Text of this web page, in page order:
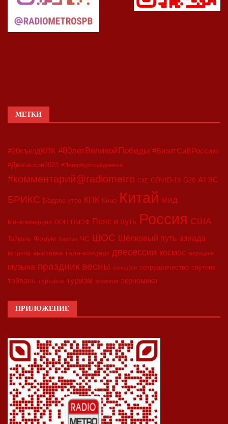
МЕТКИ
#20съездКПК #80летВеликойПобеды #ВизитСиВРоссию
#Двесессии2023 #Петербургскийдневник
#комментарий@radiometro CIIE COVID-19 G20 АТЭС
БРИКС Бодрое утро КПК Кино Китай МИД
Минкоммерции ООН ПМЭФ Пояс и путь Россия США
Тайвань Форум Харбин ЧС ШОС Шёлковый путь азиада
встреча выставка гала-концерт двесессии космос медицина
музыка праздник весны синьцзян сотрудничество спутник
тайвань торговля туризм экология экономика
ПРИЛОЖЕНИЕ